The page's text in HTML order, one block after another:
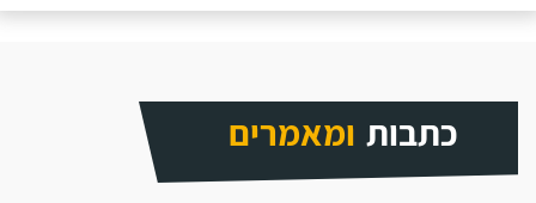
כתבות ומאמרים